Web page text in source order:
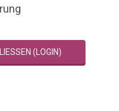
(LOGIN)